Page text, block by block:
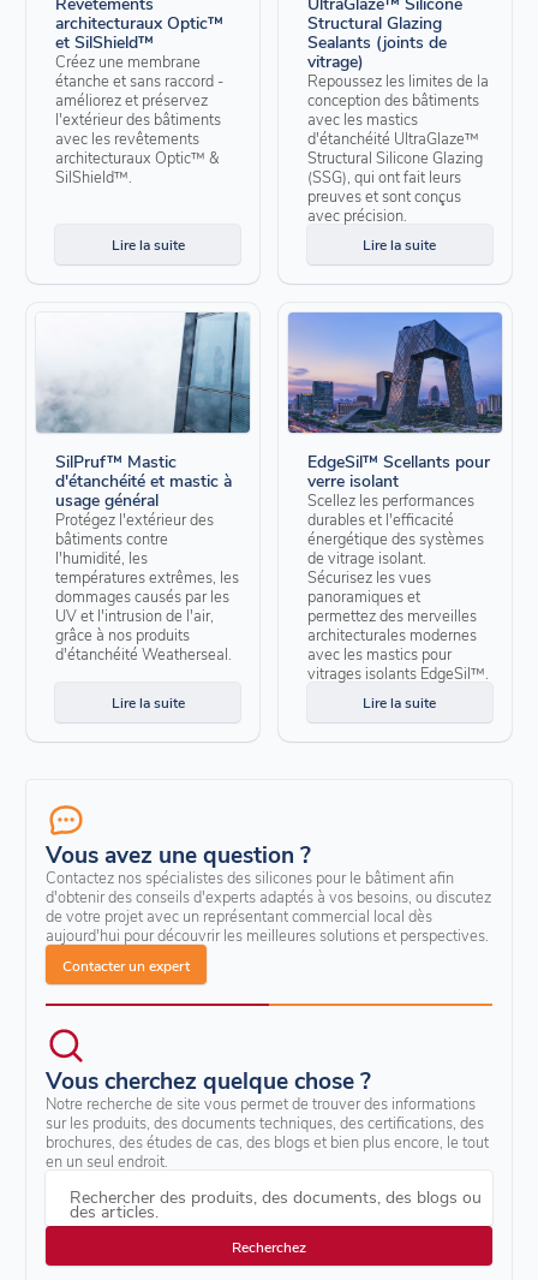
architecturaux Optic™
et SilShield™
Créez une membrane
étanche et sans raccord -
améliorez et préservez
l'extérieur des bâtiments
avec les revêtements
architecturaux Optic™ &
SilShield™.
Lire la suite
Structural Glazing
Sealants (joints de
vitrage)
Repoussez les limites de la
conception des bâtiments
avec les mastics
d'étanchéité UltraGlaze™
Structural Silicone Glazing
(SSG), qui ont fait leurs
preuves et sont conçus
avec précision.
Lire la suite
SilPruf™ Mastic
d'étanchéité et mastic à
usage général
Protégez l'extérieur des
bâtiments contre
l'humidité, les
températures extrêmes, les
dommages causés par les
UV et l'intrusion de l'air,
grâce à nos produits
d'étanchéité Weatherseal.
Lire la suite
EdgeSil™ Scellants pour
verre isolant
Scellez les performances
durables et l'efficacité
énergétique des systèmes
de vitrage isolant.
Sécurisez les vues
panoramiques et
permettez des merveilles
architecturales modernes
avec les mastics pour
vitrages isolants EdgeSil™.
Lire la suite
Vous avez une question ?
Contactez nos spécialistes des silicones pour le bâtiment afin
d'obtenir des conseils d'experts adaptés à vos besoins, ou discutez
de votre projet avec un représentant commercial local dès
aujourd'hui pour découvrir les meilleures solutions et perspectives.
Contacter un expert
Vous cherchez quelque chose ?
Notre recherche de site vous permet de trouver des informations
sur les produits, des documents techniques, des certifications, des
brochures, des études de cas, des blogs et bien plus encore, le tout
en un seul endroit.
Rechercher des produits, des documents, des blogs ou
des articles.